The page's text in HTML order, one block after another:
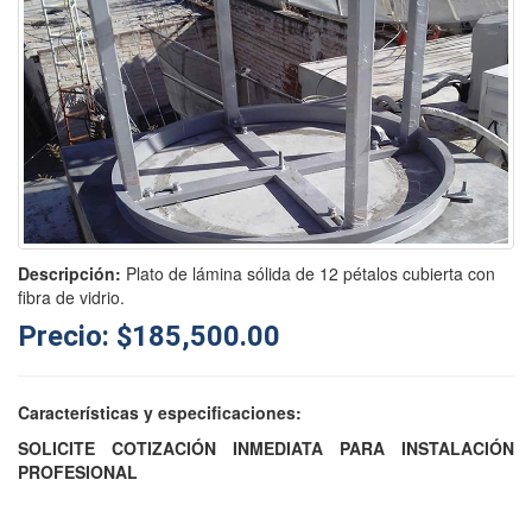
Descripción: Plato de lámina sólida de 12 pétalos cubierta con
fibra de vidrio.
Precio: $185,500.00
Características y especificaciones:
SOLICITE COTIZACIÓN INMEDIATA PARA INSTALACIÓN
PROFESIONAL